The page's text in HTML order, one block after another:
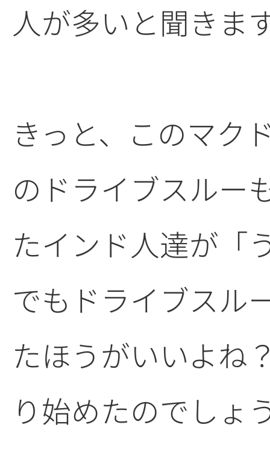
人が多いと聞きま
きっと、このマク
のドライブスルー
たインド人達が「
でもドライブスル
たほうがいいよね
り始めたのでしょ